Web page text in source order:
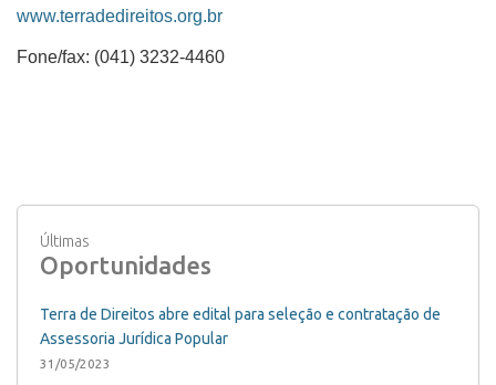
www.terradedireitos.org.br
Fone/fax: (041) 3232-4460
Últimas
Oportunidades
Terra de Direitos abre edital para seleção e contratação de
Assessoria Jurídica Popular
31/05/2023